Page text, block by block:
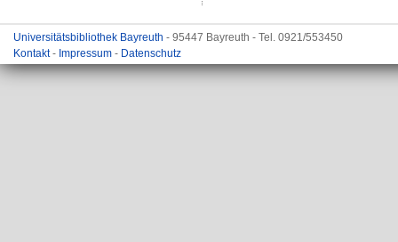
Universitätsbibliothek Bayreuth - 95447 Bayreuth - Tel. 0921/553450
Kontakt- Impressum - Datenschutz